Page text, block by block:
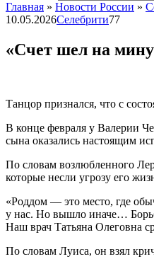
Главная » Новости России »
10.05.2026Селебрити77
«Счет шел на
Танцор признался, что с
В конце февраля у Валерии
сына оказались настоящим
По словам возлюбленного
которые несли угрозу его
«Роддом — это место, где
у нас. Но вышло иначе…
Наш врач Татьяна Олеговна
По словам Луиса, он взял